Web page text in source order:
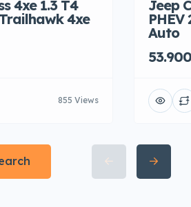
4xe 1.3 T4
4xe
855 Views
Jeep
Auto